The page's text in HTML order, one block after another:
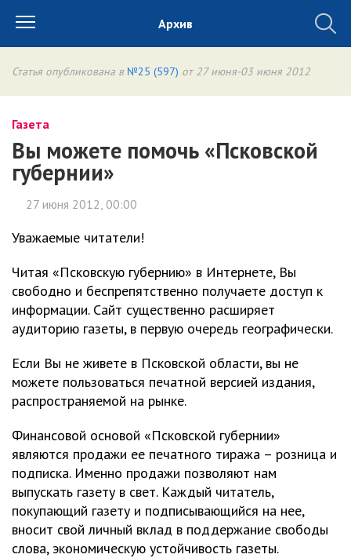
Архив
Статья опубликована в №25 (597) от 27 июня-03 июня 2012
Газета
Вы можете помочь «Псковской
губернии»
27 июня 2012, 00:00
Уважаемые читатели!
Читая «Псковскую губернию» в Интернете, Вы
свободно и беспрепятственно получаете доступ к
информации. Сайт существенно расширяет
аудиторию газеты, в первую очередь географически.
Если Вы не живете в Псковской области, вы не
можете пользоваться печатной версией издания,
распространяемой на рынке.
Финансовой основой «Псковской губернии»
являются продажи ее печатного тиража – розница и
подписка. Именно продажи позволяют нам
выпускать газету в свет. Каждый читатель,
покупающий газету и подписывающийся на нее,
вносит свой личный вклад в поддержание свободы
слова, экономическую устойчивость газеты.